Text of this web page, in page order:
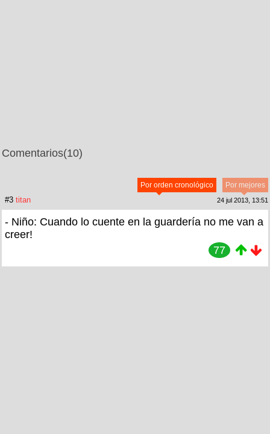
Comentarios(10)
Por mejores
Por orden cronológico
#3 titan 24 jul 2013, 13:51
- Niño: Cuando lo cuente en la guardería no me van a
creer!
77